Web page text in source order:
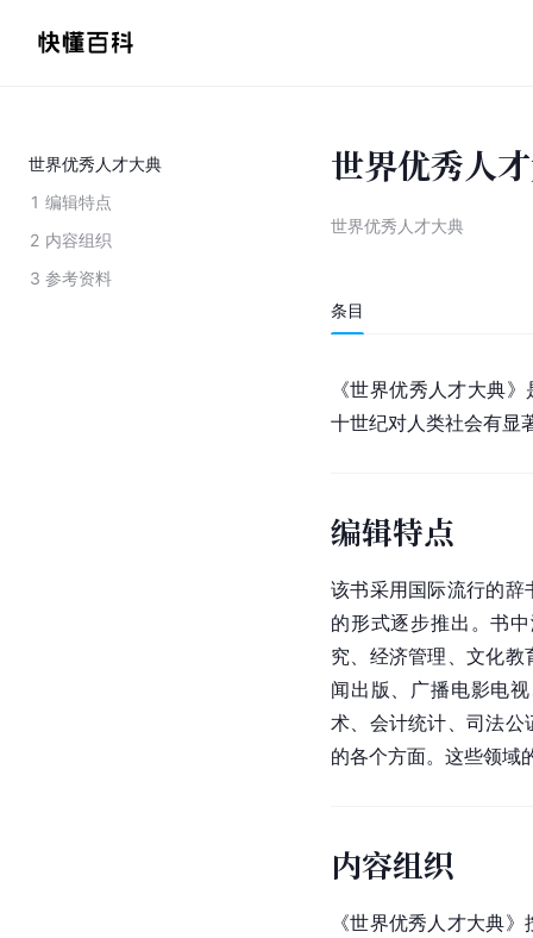
世界优秀人才大典
1 编辑特点
2 内容组织
3 参考资料
世界优秀人
世界优秀人才大典
条目
《世界优秀人才大典
十世纪对人类社会有显
编辑特点
该书采用国际流行的辞
的形式逐步推出。书
究、经济管理、文化
闻出版、广播电影电
术、会计统计、司法公
的各个方面。这些领域
内容组织
《世界优秀人才大典